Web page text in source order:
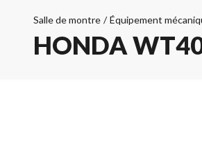
Salle de montre / Équipement
HONDA